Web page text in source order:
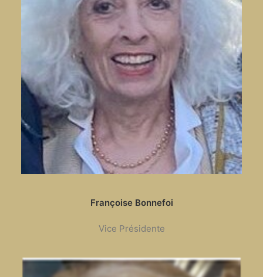
Françoise Bonnefoi
Vice Présidente